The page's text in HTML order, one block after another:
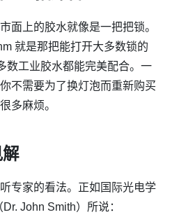
面上的胶水就像是一把把锁。
就是那把能打开大多数锁的
数工业胶水都能完美配合。一
不需要为了换灯泡而重新购买
多麻烦。
专家的看法。正如国际光电学
John Smith）所说：